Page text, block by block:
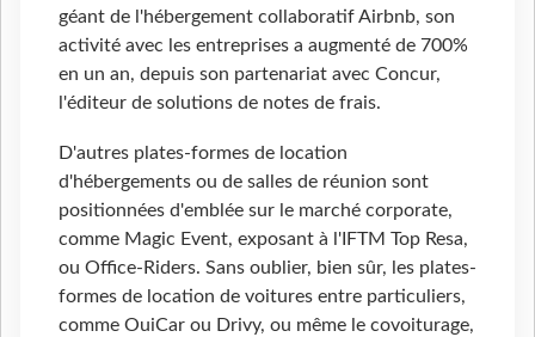
géant de l'hébergement collaboratif Airbnb, son
activité avec les entreprises a augmenté de 700%
en un an, depuis son partenariat avec Concur,
l'éditeur de solutions de notes de frais.
D'autres plates-formes de location
d'hébergements ou de salles de réunion sont
positionnées d'emblée sur le marché corporate,
comme Magic Event, exposant à l'IFTM Top Resa,
ou Office-Riders. Sans oublier, bien sûr, les plates-
formes de location de voitures entre particuliers,
comme OuiCar ou Drivy, ou même le covoiturage,